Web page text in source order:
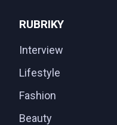
RUBRIKY
Interview
Lifestyle
Fashion
Beauty